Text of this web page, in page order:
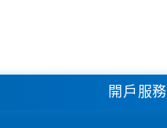
開戶服務